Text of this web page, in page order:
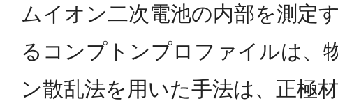
ムイオン二次電池の内部を測定
るコンプトンプロファイルは、
ン散乱法を用いた手法は、正極